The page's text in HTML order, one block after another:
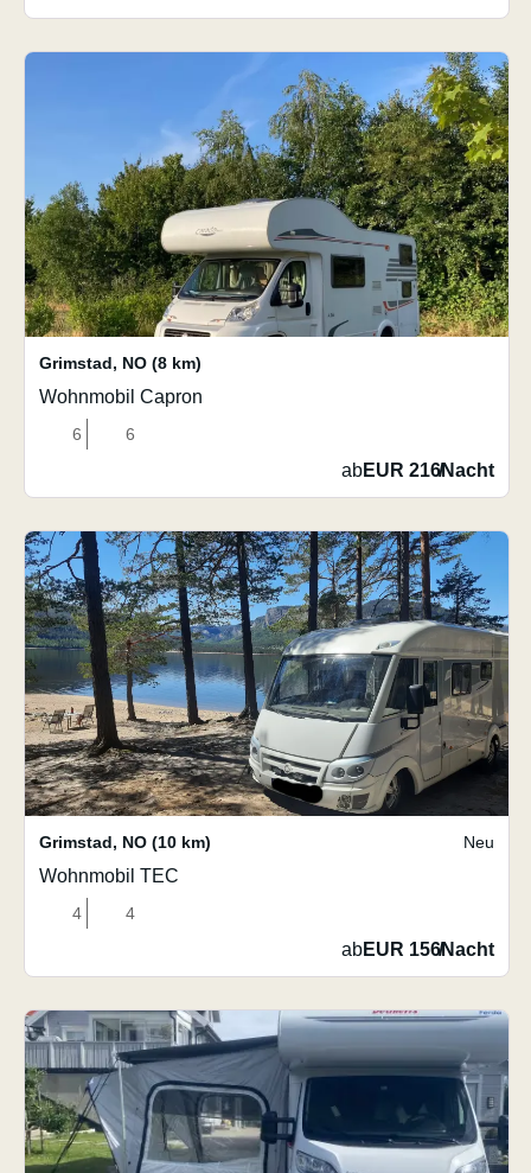
Grimstad, NO (8 km)
Wohnmobil Capron
6 6
abEUR 216/Nacht
Grimstad, NO (10 km) Neu
Wohnmobil TEC
4 4
abEUR 156/Nacht